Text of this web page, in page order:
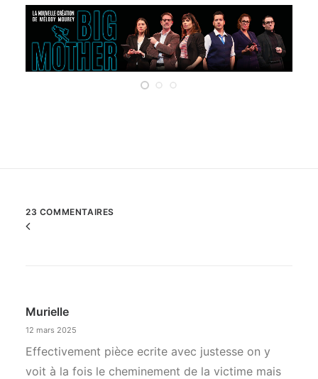
23 COMMENTAIRES
Commenter
Murielle
12 mars 2025
Effectivement pièce ecrite avec justesse on y
voit à la fois le cheminement de la victime mais